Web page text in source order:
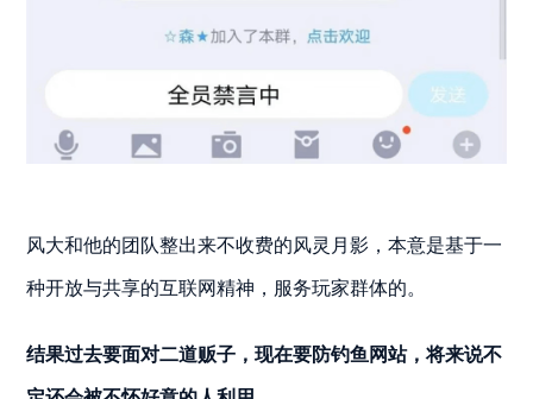
风大和他的团队整出来不收费的风灵月影，本意是基于一
种开放与共享的互联网精神，服务玩家群体的。
结果过去要面对二道贩子，现在要防钓鱼网站，将来说不